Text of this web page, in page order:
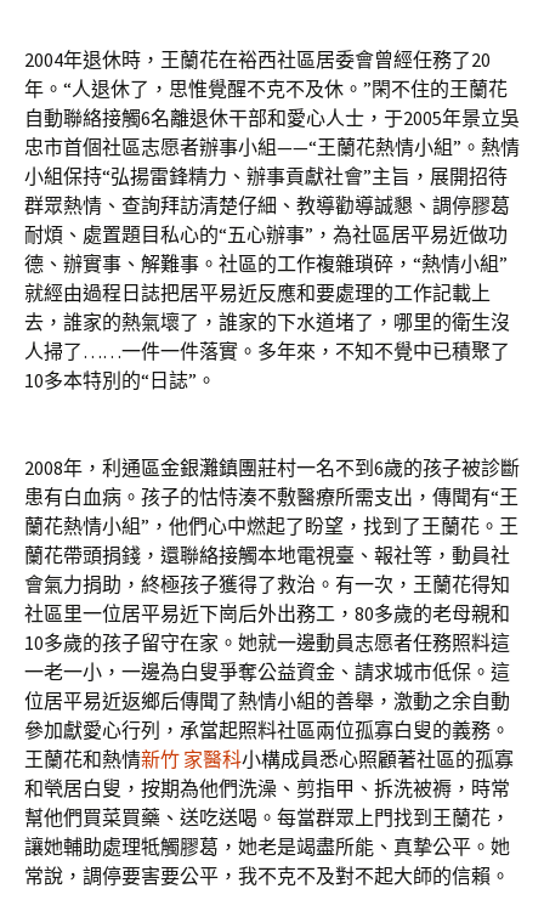
2004年退休時，王蘭花在裕西社區居委會曾經任務了20
年。“人退休了，思惟覺醒不克不及休。”閑不住的王蘭花
自動聯絡接觸6名離退休干部和愛心人士，于2005年景立吳
忠市首個社區志愿者辦事小組——“王蘭花熱情小組”。熱情
小組保持“弘揚雷鋒精力、辦事貢獻社會”主旨，展開招待
群眾熱情、查詢拜訪清楚仔細、教導勸導誠懇、調停膠葛
耐煩、處置題目私心的“五心辦事”，為社區居平易近做功
德、辦實事、解難事。社區的工作複雜瑣碎，“熱情小組”
就經由過程日誌把居平易近反應和要處理的工作記載上
去，誰家的熱氣壞了，誰家的下水道堵了，哪里的衛生沒
人掃了……一件一件落實。多年來，不知不覺中已積聚了
10多本特別的“日誌”。
2008年，利通區金銀灘鎮團莊村一名不到6歲的孩子被診斷
患有白血病。孩子的怙恃湊不敷醫療所需支出，傳聞有“王
蘭花熱情小組”，他們心中燃起了盼望，找到了王蘭花。王
蘭花帶頭捐錢，還聯絡接觸本地電視臺、報社等，動員社
會氣力捐助，終極孩子獲得了救治。有一次，王蘭花得知
社區里一位居平易近下崗后外出務工，80多歲的老母親和
10多歲的孩子留守在家。她就一邊動員志愿者任務照料這
一老一小，一邊為白叟爭奪公益資金、請求城市低保。這
位居平易近返鄉后傳聞了熱情小組的善舉，激動之余自動
參加獻愛心行列，承當起照料社區兩位孤寡白叟的義務。
王蘭花和熱情新竹 家醫科小構成員悉心照顧著社區的孤寡
和煢居白叟，按期為他們洗澡、剪指甲、拆洗被褥，時常
幫他們買菜買藥、送吃送喝。每當群眾上門找到王蘭花，
讓她輔助處理牴觸膠葛，她老是竭盡所能、真摯公平。她
常說，調停要害要公平，我不克不及對不起大師的信賴。